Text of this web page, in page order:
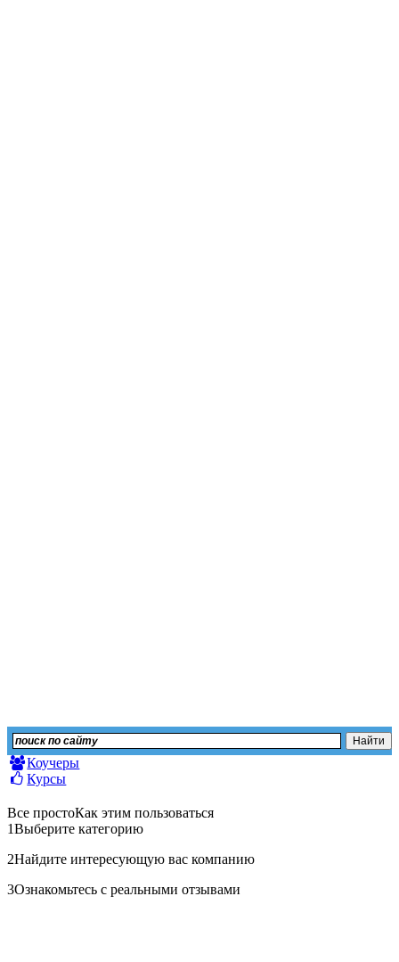
Коучеры
Курсы
Все простоКак этим пользоваться
1Выберите категорию
2Найдите интересующую вас компанию
3Ознакомьтесь с реальными отзывами